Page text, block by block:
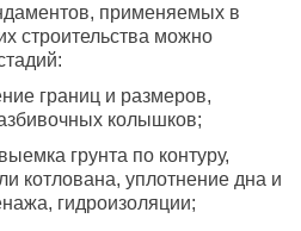
применяемых в
строительства можно
границ и размеров,
колышков;
грунта по контуру,
котлована, уплотнение дна и
гидроизоляции;